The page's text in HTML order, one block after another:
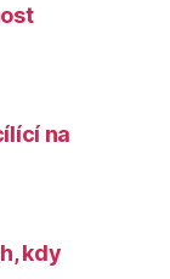
na
kdy